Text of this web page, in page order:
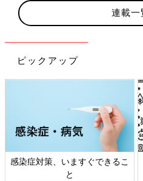
連載一
ピックアップ
日本外来小児科学会リーフレッ
ト検討会